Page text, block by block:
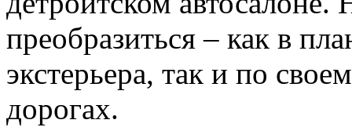
преобразиться – как в
экстерьера, так и по
дорогах.